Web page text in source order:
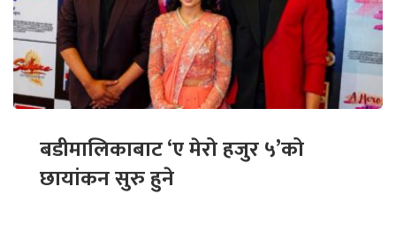
बडीमालिकाबाट ‘ए मेरो हजुर ५’को
छायांकन सुरु हुने